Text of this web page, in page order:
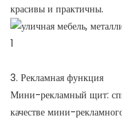
красивы и практичны.
3. Рекламная функция
Мини-рекламный щит:
качестве мини-